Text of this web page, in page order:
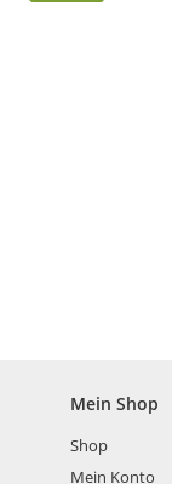
Mein Shop
Shop
Mein Konto